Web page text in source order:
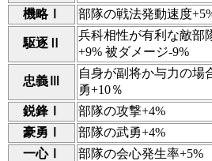
機略Ⅰ
部隊の戦法発動速度
駆逐Ⅱ
兵科相性が有利な敵部
+9% 被ダメージ-9%
忠義Ⅲ
自身が副将か与力の場
勇+10％
鋭鋒Ⅰ
部隊の攻撃+4%
豪勇Ⅰ
部隊の武勇+4%
一心Ⅰ
部隊の会心発生率+5%